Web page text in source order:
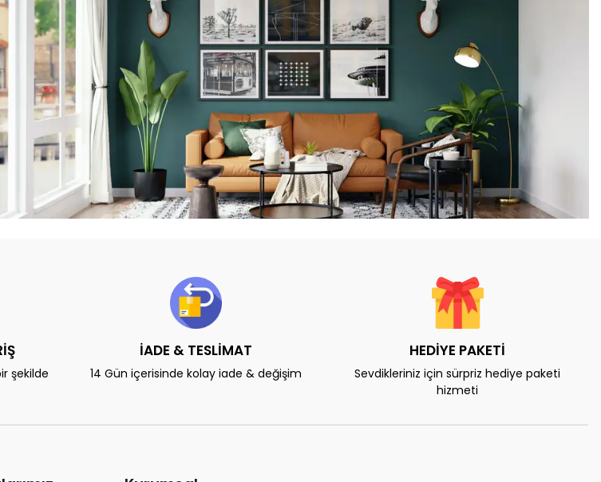
şekilde
İADE & TESLİMAT
14 Gün içerisinde kolay iade & değişim
HEDİYE PAKETİ
Sevdikleriniz için sürpriz hediye paketi
hizmeti